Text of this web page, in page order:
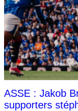
ASSE : Jakob
supporters